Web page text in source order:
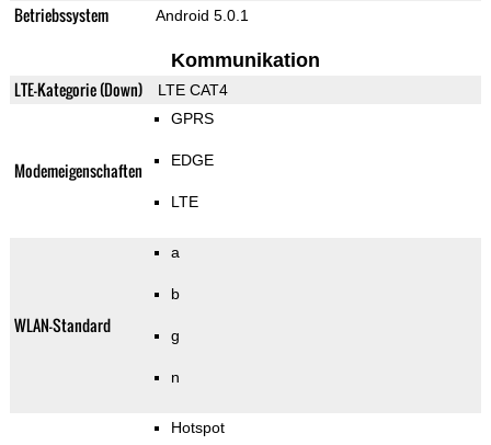
Betriebssystem Android 5.0.1
Kommunikation
LTE-Kategorie (Down) LTE CAT4
Modemeigenschaften
GPRS
EDGE
LTE
WLAN-Standard
a
b
g
n
Hotspot